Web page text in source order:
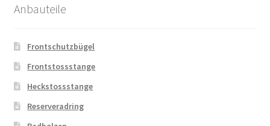
Anbauteile
Frontschutzbügel
Frontstossstange
Heckstossstange
Reserveradring